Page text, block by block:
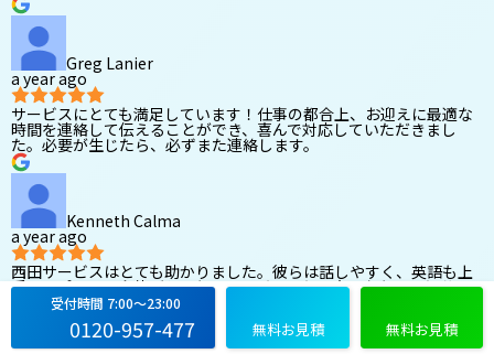
Greg Lanier
a year ago
サービスにとても満足しています！仕事の都合上、お迎えに最適な
時間を連絡して伝えることができ、喜んで対応していただきまし
た。必要が生じたら、必ずまた連絡します。
Kenneth Calma
a year ago
西田サービスはとても助かりました。彼らは話しやすく、英語も上
手で、プロセス全体がとてもスムーズでした。大きなものを処分す
るのに苦労しましたが、すべてを迅速かつ専門的に処理してくれま
した。東京在住の外国人で粗大ごみの処分に困っている人は、ぜひ
電話してみてください。
受付時間 7:00〜23:00
0120-957-477 無料お見積 無料お見積